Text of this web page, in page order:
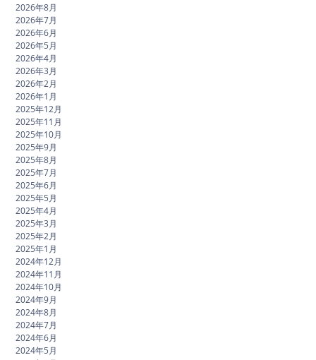
2026年8月
2026年7月
2026年6月
2026年5月
2026年4月
2026年3月
2026年2月
2026年1月
2025年12月
2025年11月
2025年10月
2025年9月
2025年8月
2025年7月
2025年6月
2025年5月
2025年4月
2025年3月
2025年2月
2025年1月
2024年12月
2024年11月
2024年10月
2024年9月
2024年8月
2024年7月
2024年6月
2024年5月